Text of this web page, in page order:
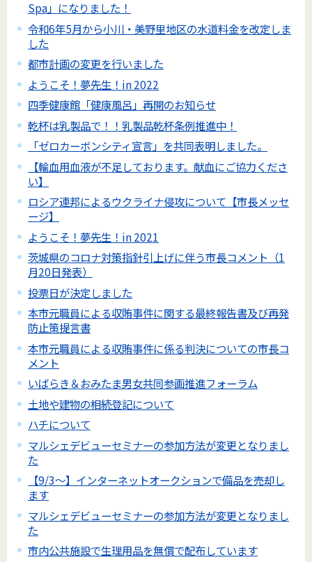
Spa」になりました！
令和6年5月から小川・美野里地区の水道料金を改定しま
した
都市計画の変更を行いました
ようこそ！夢先生！in 2022
四季健康館「健康風呂」再開のお知らせ
乾杯は乳製品で！！乳製品乾杯条例推進中！
「ゼロカーボンシティ宣言」を共同表明しました。
【輸血用血液が不足しております。献血にご協力くださ
い】
ロシア連邦によるウクライナ侵攻について【市長メッセ
ージ】
ようこそ！夢先生！in 2021
茨城県のコロナ対策指針引上げに伴う市長コメント（1
月20日発表）
投票日が決定しました
本市元職員による収賄事件に関する最終報告書及び再発
防止策提言書
本市元職員による収賄事件に係る判決についての市長コ
メント
いばらき＆おみたま男女共同参画推進フォーラム
土地や建物の相続登記について
ハチについて
マルシェデビューセミナーの参加方法が変更となりまし
た
【9/3～】インターネットオークションで備品を売却し
ます
マルシェデビューセミナーの参加方法が変更となりまし
た
市内公共施設で生理用品を無償で配布しています